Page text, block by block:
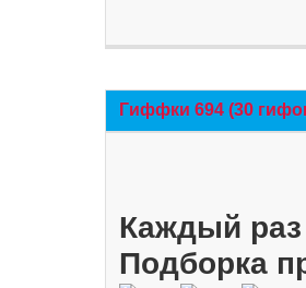
Гиффки 694 (30
Каждый
Подборка